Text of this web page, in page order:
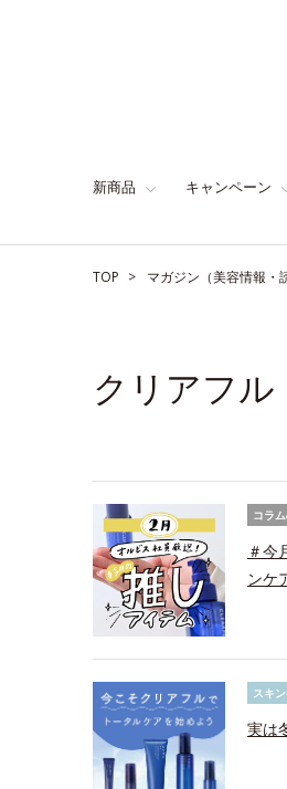
新商品 キャンペーン
TOP マガジン（美容情報・
クリアフ
コラ
＃今
ンケ
スキ
実は